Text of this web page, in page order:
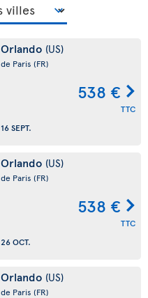
Orlando (US)
de Paris (FR)
538 €
TTC
16 SEPT.
Orlando (US)
de Paris (FR)
538 €
TTC
26 OCT.
Orlando (US)
de Paris (FR)